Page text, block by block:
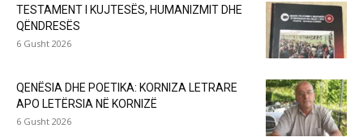
TESTAMENT I KUJTESËS, HUMANIZMIT DHE
QËNDRESËS
6 Gusht 2026
QENËSIA DHE POETIKA: KORNIZA LETRARE
APO LETËRSIA NË KORNIZË
6 Gusht 2026